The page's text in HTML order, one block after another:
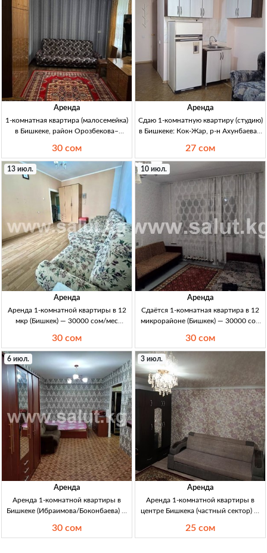
Аренда
1-комнатная квартира (малосемейка)
в Бишкеке, район Орозбекова–
срок 1кв (малосемейка) Бишкек, р-н
Орозбекова–Щербакова. Сдается
полностью с мебелью и бытовой
техникой.
30 сом
Аренда
Сдаю 1-комнатную квартиру (студию)
в Бишкеке: Кок-Жар, р-н Ахунбаева /
Кок-Жар (р-н Ахунбаева/7 апреля),
новый дом, 2/5 эт. Мебель,
раскладн.
27 сом
13 июл.
Аренда
Аренда 1-комнатной квартиры в 12
мкр (Бишкек) — 30000 сом/мес
30000с/мес, депозит 10000с
30 сом
10 июл.
Аренда
Сдаётся 1-комнатная квартира в 12
микрорайоне (Бишкек) — 30000 сом
аренда 30000с/мес; депозит 10000с.
30 сом
6 июл.
Аренда
Аренда 1-комнатной квартиры в
Бишкеке (Ибраимова/Боконбаева) —
Ибраимова/Боконбаева, 1 комн,
30 сом
3 июл.
Аренда
Аренда 1-комнатной квартиры в
центре Бишкека (частный сектор) —
для двоих; Wi‑Fi, центр. отопл.,
25 сом